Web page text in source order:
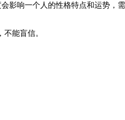
影响一个人的性格特点和运势，
能盲信。